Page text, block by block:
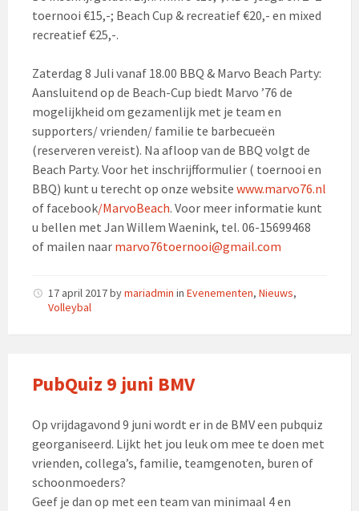
toernooi €15,-; Beach Cup & recreatief €20,- en mixed
recreatief €25,-.
Zaterdag 8 Juli vanaf 18.00 BBQ & Marvo Beach Party:
Aansluitend op de Beach-Cup biedt Marvo ’76 de
mogelijkheid om gezamenlijk met je team en
supporters/ vrienden/ familie te barbecueën
(reserveren vereist). Na afloop van de BBQ volgt de
Beach Party. Voor het inschrijfformulier ( toernooi en
BBQ) kunt u terecht op onze website www.marvo76.nl
of facebook/MarvoBeach. Voor meer informatie kunt
u bellen met Jan Willem Waenink, tel. 06-15699468
of mailen naar marvo76toernooi@gmail.com
17 april 2017bymariadmin in Evenementen, Nieuws,
Volleybal
PubQuiz 9 juni BMV
Op vrijdagavond 9 juni wordt er in de BMV een pubquiz
georganiseerd. Lijkt het jou leuk om mee te doen met
vrienden, collega’s, familie, teamgenoten, buren of
schoonmoeders?
Geef je dan op met een team van minimaal 4 en